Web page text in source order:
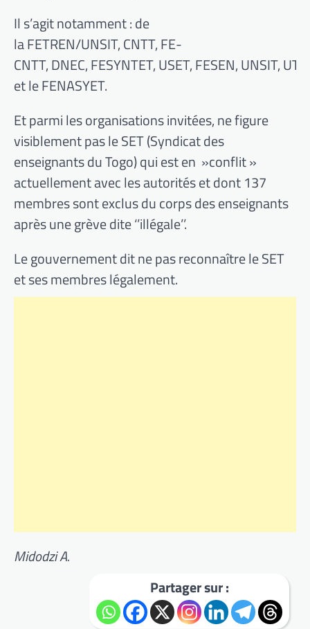
Il s’agit notamment : de
la FETREN/UNSIT, CNTT, FE-
CNTT, DNEC, FESYNTET, USET, FESEN, UNSIT,
et le FENASYET.
Et parmi les organisations invitées, ne figure
visiblement pas le SET (Syndicat des
enseignants du Togo) qui est en »conflit »
actuellement avec les autorités et dont 137
membres sont exclus du corps des enseignants
après une grève dite ‘’illégale’’.
Le gouvernement dit ne pas reconnaître le SET
et ses membres légalement.
Midodzi A.
Partager sur :